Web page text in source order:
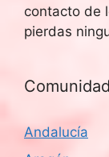
contacto de
pierdas
Andalucía